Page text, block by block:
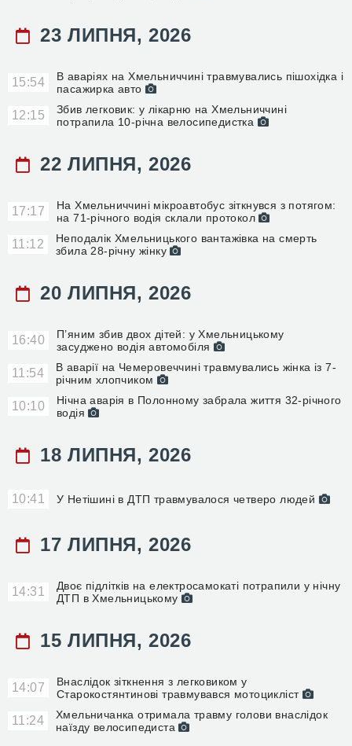
23 ЛИПНЯ, 2026
15:54
В аваріях на Хмельниччині травмувались пішохідка і
пасажирка авто
12:15
Збив легковик: у лікарню на Хмельниччині
потрапила 10-річна велосипедистка
22 ЛИПНЯ, 2026
17:17
На Хмельниччині мікроавтобус зіткнувся з потягом:
на 71-річного водія склали протокол
11:12
Неподалік Хмельницького вантажівка на смерть
збила 28-річну жінку
20 ЛИПНЯ, 2026
16:40
П’яним збив двох дітей: у Хмельницькому
засуджено водія автомобіля
11:54
В аварії на Чемеровеччині травмувались жінка із 7-
річним хлопчиком
10:10
Нічна аварія в Полонному забрала життя 32-річного
водія
18 ЛИПНЯ, 2026
10:41 У Нетішині в ДТП травмувалося четверо людей
17 ЛИПНЯ, 2026
14:31
Двоє підлітків на електросамокаті потрапили у нічну
ДТП в Хмельницькому
15 ЛИПНЯ, 2026
14:07
Внаслідок зіткнення з легковиком у
Старокостянтинові травмувався мотоцикліст
11:24
Хмельничанка отримала травму голови внаслідок
наїзду велосипедиста